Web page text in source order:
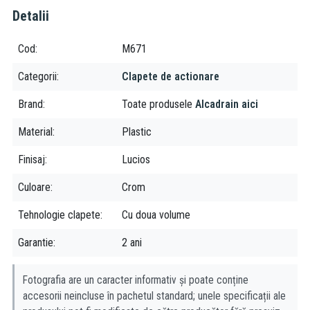
Detalii
Cod M671
Categorii Clapete de actionare
Brand Toate produsele Alcadrain aici
Material Plastic
Finisaj Lucios
Culoare Crom
Tehnologie clapete Cu doua volume
Garantie 2 ani
Fotografia are un caracter informativ și poate conține
accesorii neincluse în pachetul standard; unele specificații ale